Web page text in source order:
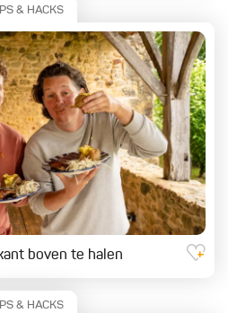
& HACKS
boven te halen
& HACKS